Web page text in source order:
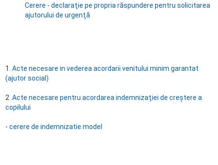
Cerere - declaraţie pe propria răspundere pentru solicitarea
ajutorului de urgenţă
1 . Acte necesare in vederea acordarii venitului minim garantat
(ajutor social)
2 .Acte necesare pentru acordarea indemnizaţiei de creştere a
copilului
- cerere de indemnizatie model